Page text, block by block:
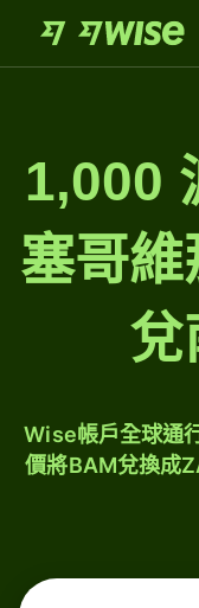
1,000
塞哥
兌
Wise帳戶全球通
價將BAM兌換成